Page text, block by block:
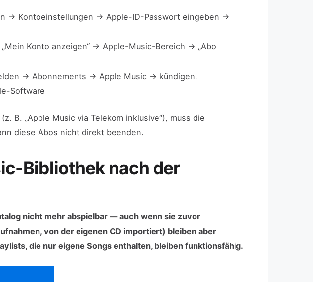
→ Kontoeinstellungen → Apple-ID-Passwort eingeben →
Konto anzeigen“ → Apple-Music-Bereich → „Abo
→ Abonnements → Apple Music → kündigen.
Software
B. „Apple Music via Telekom inklusive“), muss die
diese Abos nicht direkt beenden.
Bibliothek nach der
nicht mehr abspielbar — auch wenn sie zuvor
von der eigenen CD importiert) bleiben aber
die nur eigene Songs enthalten, bleiben funktionsfähig.